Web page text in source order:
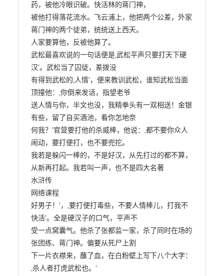
药，被他冷眼识破。快活林的蒋门神，
被他打得落花流水。飞云浦上，他把两个公差，外家
蒋门神的两个徒弟，统统送上西天。
人家要算他，反被他算了。
武松最喜欢说的一句话便是‚武松平声只要打天下硬
汉‛。武松当了囚徒，差拨没
有得到武松的‚人情‛，便来教训武松，谁知武松当面
顶撞他：‚你倒来发话，指望老爷
送人情与你，半文也没，我精拳头有一双相送！金银
有些，留了自买酒池，看你怎地奈
何我？‛官营要打他的杀威棒，他说：‚都不要你众人
闹动，要打便打，也不要兜拕。
我若是躲闪一棒的，不是好汉，从先打过的都不算，
从新再打起。我若叫一声，也不是四大名著
水浒传
网络课程
好男子！‛，‚要打便打毒些，不要人情棒儿，打我不
快活‛。全是硬汉子的口气，平声不
受一点窝囊气。他杀了张都监一家，杀了同时在场的
张团练、蒋门神。偏要从死尸上割
下一片衣襟来，蘸了血，在白粉壁上写下八个大字：
‚杀人者打虎武松也。‛